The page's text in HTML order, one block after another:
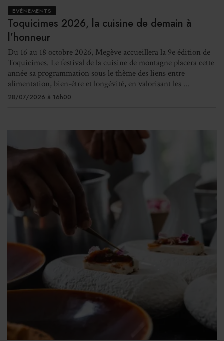
EVÈNEMENTS
Toquicimes 2026, la cuisine de demain à
l’honneur
Du 16 au 18 octobre 2026, Megève accueillera la 9e édition de
Toquicimes. Le festival de la cuisine de montagne placera cette
année sa programmation sous le thème des liens entre
alimentation, bien-être et longévité, en valorisant les ...
28/07/2026 à 16h00